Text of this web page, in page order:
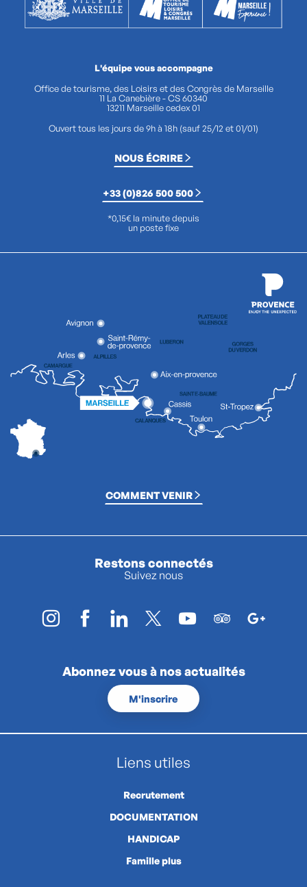
L'équipe vous accompagne
Office de tourisme, des Loisirs et des Congrès de Marseille
11 La Canebière - CS 60340
13211 Marseille cedex 01
Ouvert tous les jours de 9h à 18h (sauf 25/12 et 01/01)
NOUS ÉCRIRE
+33 (0)826 500 500
*0,15€ la minute depuis
un poste fixe
COMMENT VENIR
Restons connectés
Suivez nous
Abonnez vous à nos actualités
M'inscrire
Liens utiles
Recrutement
DOCUMENTATION
HANDICAP
Famille plus